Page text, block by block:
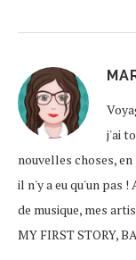
j'ai
nouvelles choses,
il n'y a eu qu'un pas
de musique, mes
MY FIRST STORY,